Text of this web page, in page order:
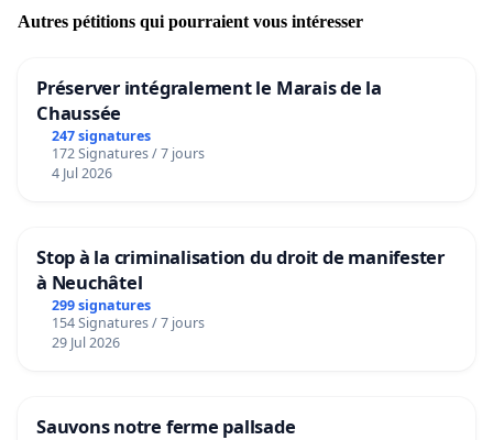
Autres pétitions qui pourraient vous intéresser
Préserver intégralement le Marais de la
Chaussée
247 signatures
172 Signatures / 7 jours
4 Jul 2026
Stop à la criminalisation du droit de manifester
à Neuchâtel
299 signatures
154 Signatures / 7 jours
29 Jul 2026
Sauvons notre ferme pallsade